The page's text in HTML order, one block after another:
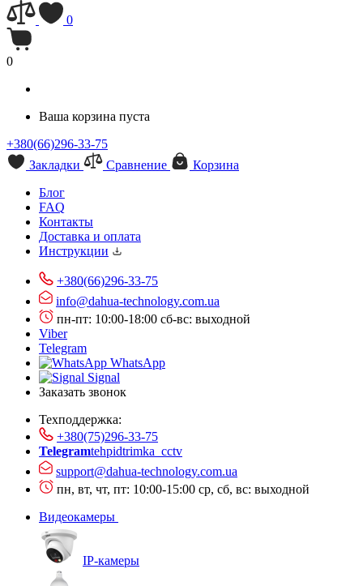
0
0
Ваша корзина пуста
+380(66)296-33-75
Закладки
Сравнение
Корзина
Блог
FAQ
Контакты
Доставка и оплата
Инструкции
+380(66)296-33-75
info@dahua-technology.com.ua
пн-пт: 10:00-18:00 сб-вс: выходной
Viber
Telegram
WhatsApp
Signal
Заказать звонок
Техподдержка:
+380(75)296-33-75
Telegramtehpidtrimka_cctv
support@dahua-technology.com.ua
пн, вт, чт, пт: 10:00-15:00 ср, сб, вс: выходной
Видеокамеры
IP-камеры